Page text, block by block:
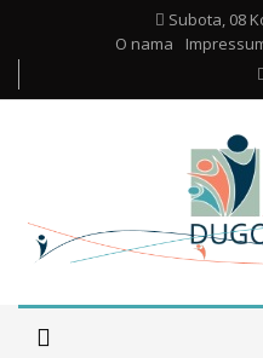
Subota, 08
O nama